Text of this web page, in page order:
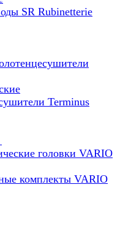
SR Rubinetterie
Terminus
головки VARIO
комплекты VARIO